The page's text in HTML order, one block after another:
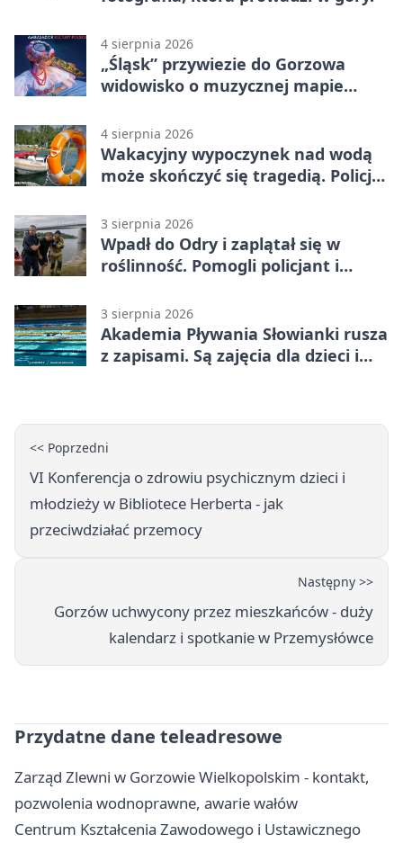
4 sierpnia 2026
„Śląsk” przywiezie do Gorzowa
widowisko o muzycznej mapie
4 sierpnia 2026
Wakacyjny wypoczynek nad wodą
może skończyć się tragedią. Policja
3 sierpnia 2026
Wpadł do Odry i zaplątał się w
roślinność. Pomogli policjant i
3 sierpnia 2026
Akademia Pływania Słowianki rusza
z zapisami. Są zajęcia dla dzieci i
<< Poprzedni
VI Konferencja o zdrowiu psychicznym dzieci i
młodzieży w Bibliotece Herberta - jak
przeciwdziałać przemocy
Następny >>
Gorzów uchwycony przez mieszkańców - duży
kalendarz i spotkanie w Przemysłówce
Przydatne dane teleadresowe
Zarząd Zlewni w Gorzowie Wielkopolskim - kontakt,
pozwolenia wodnoprawne, awarie wałów
Centrum Kształcenia Zawodowego i Ustawicznego